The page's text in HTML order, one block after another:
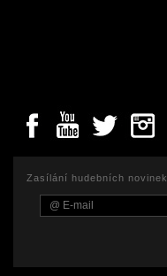
Zasílání hudebních novinek